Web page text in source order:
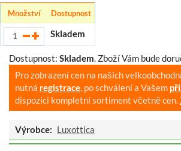
Množství Dostupnost
Skladem
Dostupnost: Skladem. Zboží Vám bude
Pro zobrazení cen na našich
nutná registrace, po schválení a Vašem
dispozici kompletní sortiment včetně cen.
Výrobce: Luxottica